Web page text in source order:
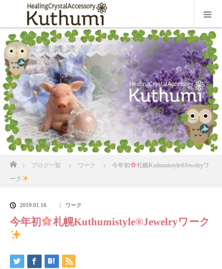
ブログ一覧 ワーク 今年初
札幌Kuthumistyle®Jewelryワ
ーク
2019.01.16 ワーク
今年初 札幌Kuthumistyle®Jewelryワーク